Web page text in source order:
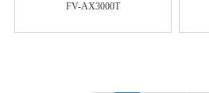
FV-AX3000T